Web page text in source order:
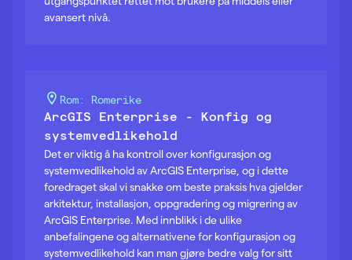
avansert nivå.
ArcGIS Enterprise - Konfig og
systemvedlikehold
Det er viktig å ha kontroll over konfigurasjon og
systemvedlikehold av ArcGIS Enterprise, og i dette
foredraget skal vi snakke om beste praksis hva gjelder
arkitektur, installasjon, oppgradering og migrering av
ArcGIS Enterprise. Med innblikk i de ulike
anbefalingene og alternativene for konfigurasjon og
systemvedlikehold kan man gjøre bedre valg for sitt
Rom: Romerike